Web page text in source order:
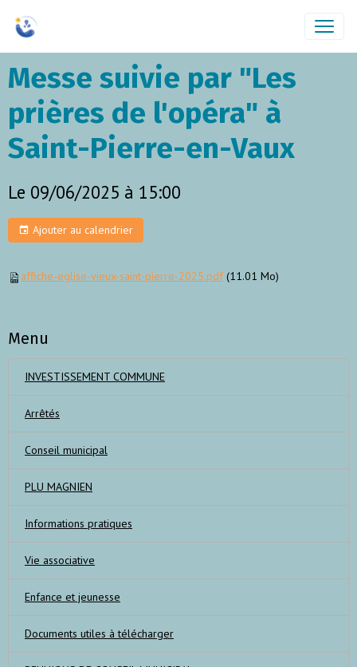
Messe suivie par "Les
prières de l'opéra" à
Saint-Pierre-en-Vaux
Le 09/06/2025 à 15:00
Ajouter au calendrier
affiche-eglise-vieux-saint-pierre-2025.pdf(11.01 Mo)
Menu
INVESTISSEMENT COMMUNE
Arrêtés
Conseil municipal
PLU MAGNIEN
Informations pratiques
Vie associative
Enfance et jeunesse
Documents utiles à télécharger